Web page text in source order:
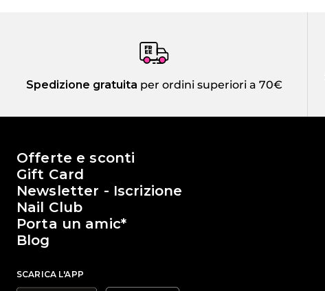
Spedizione gratuita per ordini superiori a 70€
Il mondo di Passione Beauty
Offerte e sconti
Gift Card
Newsletter - Iscrizione
Nail Club
Porta un amic*
Blog
SCARICA L'APP